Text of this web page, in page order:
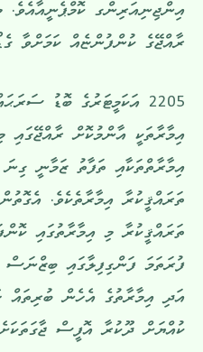
އިންޖިނިއަރިންގ ކޮމްޕެނީއާއެވެ.
ރާއްޖޭގެ ކުންފުންޏެއް ކަމަށްވާ
2205 އަކަމީޓަރުގެ ބޮޑު
އިމާރާތަކީ އާންމުކޮށް ރާއްޖޭގައި
އިމާރާތްތަކާއި ތަފާތު ޒަމާނީ
ތަރައްޤީކުރާ މި އިމާރާތުގައި
ފުރަތަމަ ފަންގިފިލާގައި
އަދި އިމާރާތުގެ އެހެން ބުރިތައް
ކުއްޔަށް ދޫކުރާ އޮފީސް